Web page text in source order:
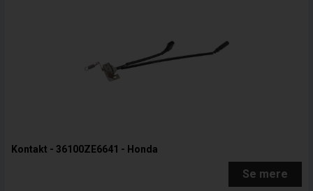
Kontakt - 36100ZE6641 - Honda
Se mere